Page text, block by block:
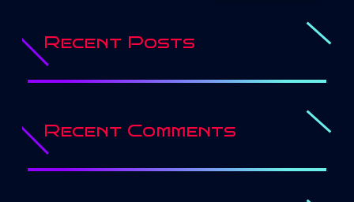
Recent Posts
Recent Comments